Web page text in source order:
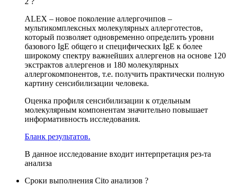
ALEX – новое поколение аллергочипов –
мультикомплексных молекулярных аллерготестов,
который позволяет одновременно определить уровни
базового IgE общего и специфических IgE к более
широкому спектру важнейших аллергенов на основе 120
экстрактов аллергенов и 180 молекулярных
аллергокомпонентов, т.е. получить практически полную
картину сенсибилизации человека.
Оценка профиля сенсибилизации к отдельным
молекулярным компонентам значительно повышает
информативность исследования.
Бланк результатов.
В данное исследование входит интерпретация рез-та
анализа
Сроки выполнения Cito анализов ?